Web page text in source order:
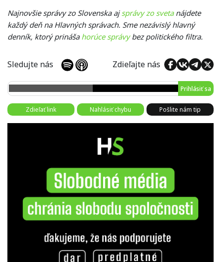
Najnovšie správy zo Slovenska ajsprávy zo svetanájdete
každý deň na Hlavných správach. Sme nezávislý hlavný
denník, ktorý prináša horúce správybez politického filtra.
Sledujte nás Zdieľajte nás
Prihlásiť sa
Zdieľať link Nahlásiť chybu Pošlite nám tip